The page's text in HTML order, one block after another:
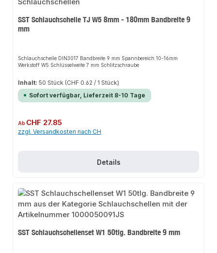
SST Schlauchschelle TJ W5 8mm - 180mm Bandbreite 9
mm
Schlauchschelle DIN3017 Bandbreite 9 mm Spannbereich 10-16mm
Werkstoff W5 Schlüsselweite 7 mm Schlitzschraube
Inhalt:50 Stück (CHF 0.62 / 1 Stück)
Sofort verfügbar, Lieferzeit 8-10 Tage
Regulärer Preis:
Ab CHF 27.85
zzgl. Versandkosten nach CH
Details
SST Schlauchschellenset W1 50tlg. Bandbreite 9 mm